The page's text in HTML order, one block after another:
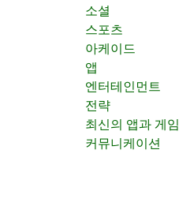
소셜
스포츠
아케이드
앱
엔터테인먼트
전략
최신의 앱과 게임
커뮤니케이션